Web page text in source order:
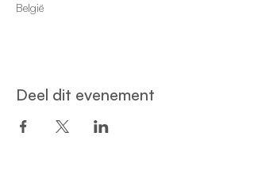
België
Deel dit evenement